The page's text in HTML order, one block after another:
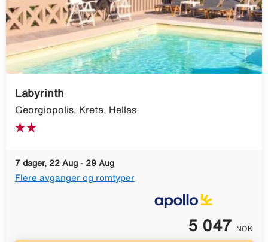
Labyrinth
Georgiopolis, Kreta, Hellas
7 dager, 22 Aug - 29 Aug
Flere avganger og romtyper
5 047 NOK